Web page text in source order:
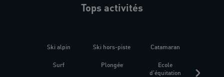
Tops activités
Ski alpin
Surf
Ski hors-piste
Plongée
Catamaran
Ecole
d'équitation